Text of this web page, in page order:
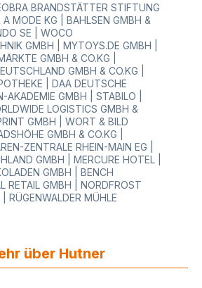
BRANDSTÄTTER STIFTUNG
MODE KG | BAHLSEN GMBH &
SE | WOCO
GMBH | MYTOYS.DE GMBH |
GMBH & CO.KG |
GMBH & CO.KG |
| DAA DEUTSCHE
AKADEMIE GMBH | STABILO |
LOGISTICS GMBH &
GMBH | WORT & BILD
GMBH & CO.KG |
ZENTRALE RHEIN-MAIN EG |
GMBH | MERCURE HOTEL |
GMBH | BENCH
RETAIL GMBH | NORDFROST
RÜGENWALDER MÜHLE
über Hutner